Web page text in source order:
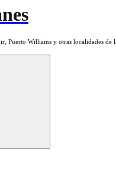
Puerto Williams y otras localidades de